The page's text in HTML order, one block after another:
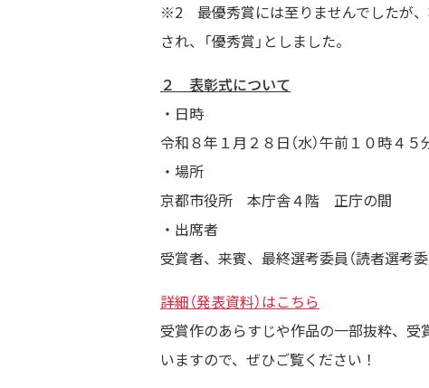
※2 最優秀賞には至りませんでしたが、
され、「優秀賞」としました。
２ 表彰式について
・日時
令和８年１月２８日（水）午前１０時４５
・場所
京都市役所 本庁舎４階 正庁の間
・出席者
受賞者、来賓、最終選考委員（読者選考
詳細（発表資料）はこちら
受賞作のあらすじや作品の一部抜粋、受
いますので、ぜひご覧ください！